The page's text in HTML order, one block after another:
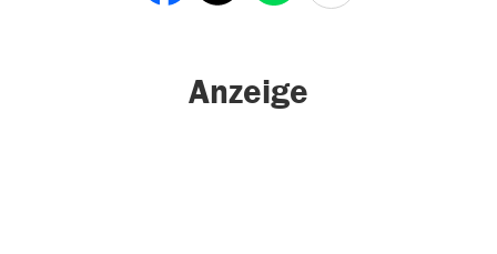
Anzeige